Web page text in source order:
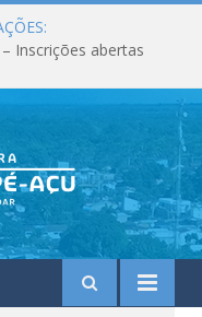
Inscrições abertas